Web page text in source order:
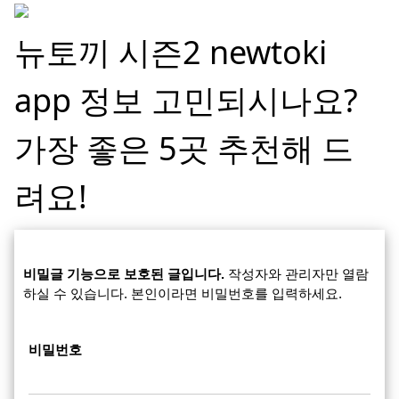
뉴토끼 시즌2 newtoki
app 정보 고민되시나요?
가장 좋은 5곳 추천해 드
려요!
비밀글 기능으로 보호된 글입니다. 작성자와 관리자만 열람
하실 수 있습니다. 본인이라면 비밀번호를 입력하세요.
비밀번호